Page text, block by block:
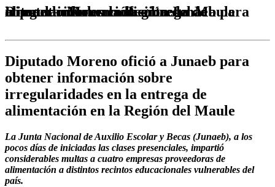
Diputado Moreno ofició a Junaeb para obtener información sobre irregularidades en la entrega de alimentación en la Región del Maule
Diputado Moreno ofició a Junaeb para
obtener información sobre
irregularidades en la entrega de
alimentación en la Región del Maule
La Junta Nacional de Auxilio Escolar y Becas (Junaeb), a los
pocos días de iniciadas las clases presenciales, impartió
considerables multas a cuatro empresas proveedoras de
alimentación a distintos recintos educacionales vulnerables del
país.